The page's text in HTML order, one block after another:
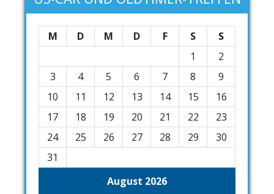
August 2026
M D M D F S
S
1
2
3
4 5 6 7 8
9
10
11 12 13 14 15
16
17
18 19 20 21 22
23
24
25 26 27 28 29
30
31